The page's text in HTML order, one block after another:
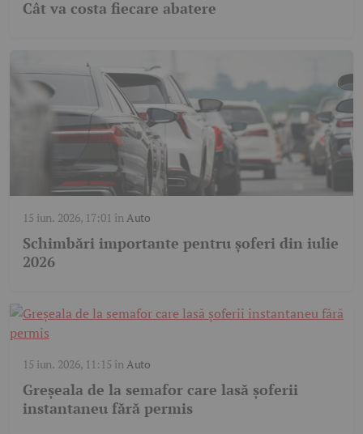
Cât va costa fiecare abatere
15 iun. 2026, 17:01 înAuto
Schimbări importante pentru șoferi din iulie
2026
15 iun. 2026, 11:15 înAuto
Greșeala de la semafor care lasă șoferii
instantaneu fără permis